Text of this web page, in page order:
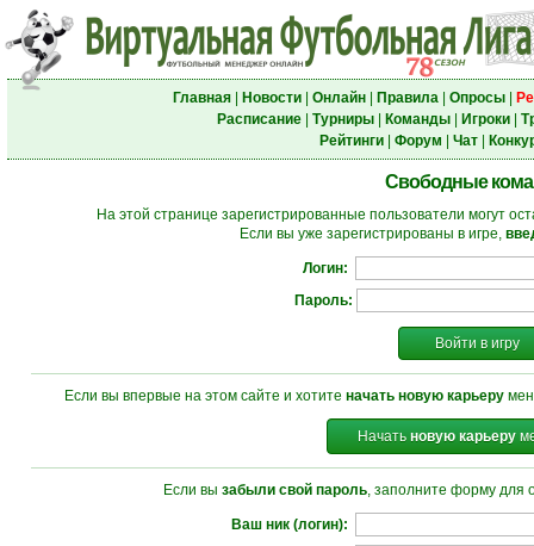
Главная| Новости| Онлайн| Правила| Опросы|
Расписание| Турниры| Команды| Игроки|
Рейтинги| Форум Чат|
Свободные
На этой странице зарегистрированные пользователи могут
Если вы уже зарегистрированы в игре,
Логин:
Пароль:
Войти в игру
Если вы впервые на этом сайте и хотите начать новую карьеру
Начать новую карьеру
Если вы забыли свой пароль, заполните форму для
Ваш ник (логин):